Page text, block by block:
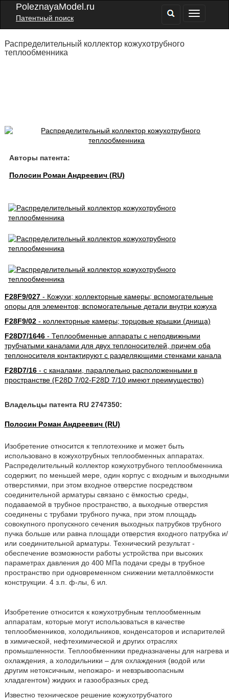
PoleznayaModel.ru
Патентный поиск
Распределительный коллектор кожухотрубного
теплообменника
Авторы патента:
Полосин Роман Андреевич (RU)
F28F9/027- Кожухи; коллекторные камеры; вспомогательные
опоры для элементов; вспомогательные детали внутри кожуха
F28F9/02- коллекторные камеры; торцовые крышки (днища)
F28D7/1646- Теплообменные аппараты с неподвижными
трубчатыми каналами для двух теплоносителей, причем оба
теплоносителя контактируют с разделяющими стенками канала
F28D7/16- с каналами, параллельно расположенными в
пространстве (F28D 7/02-F28D 7/10 имеют преимущество)
Владельцы патента RU 2747350:
Полосин Роман Андреевич (RU)
Изобретение относится к теплотехнике и может быть
использовано в кожухотрубных теплообменных аппаратах.
Распределительный коллектор кожухотрубного теплообменника
содержит, по меньшей мере, один корпус с входным и выходными
отверстиями, при этом входное отверстие посредством
соединительной арматуры связано с ёмкостью среды,
подаваемой в трубное пространство, а выходные отверстия
соединены с трубами трубного пучка, при этом площадь
совокупного пропускного сечения выходных патрубков трубного
пучка больше или равна площади отверстия входного патрубка и/
или соединительной арматуры. Технический результат -
обеспечение возможности работы устройства при высоких
параметрах давления до 400 МПа подачи среды в трубное
пространство при одновременном снижении металлоёмкости
конструкции. 4 з.п. ф-лы, 6 ил.
Изобретение относится к кожухотрубным теплообменным
аппаратам, которые могут использоваться в качестве
теплообменников, холодильников, конденсаторов и испарителей
в химической, нефтехимической и других отраслях
промышленности. Теплообменники предназначены для нагрева и
охлаждения, а холодильники – для охлаждения (водой или
другим нетоксичным, непожаро- и невзрывоопасным
хладагентом) жидких и газообразных сред.
Известно техническое решение кожухотрубчатого